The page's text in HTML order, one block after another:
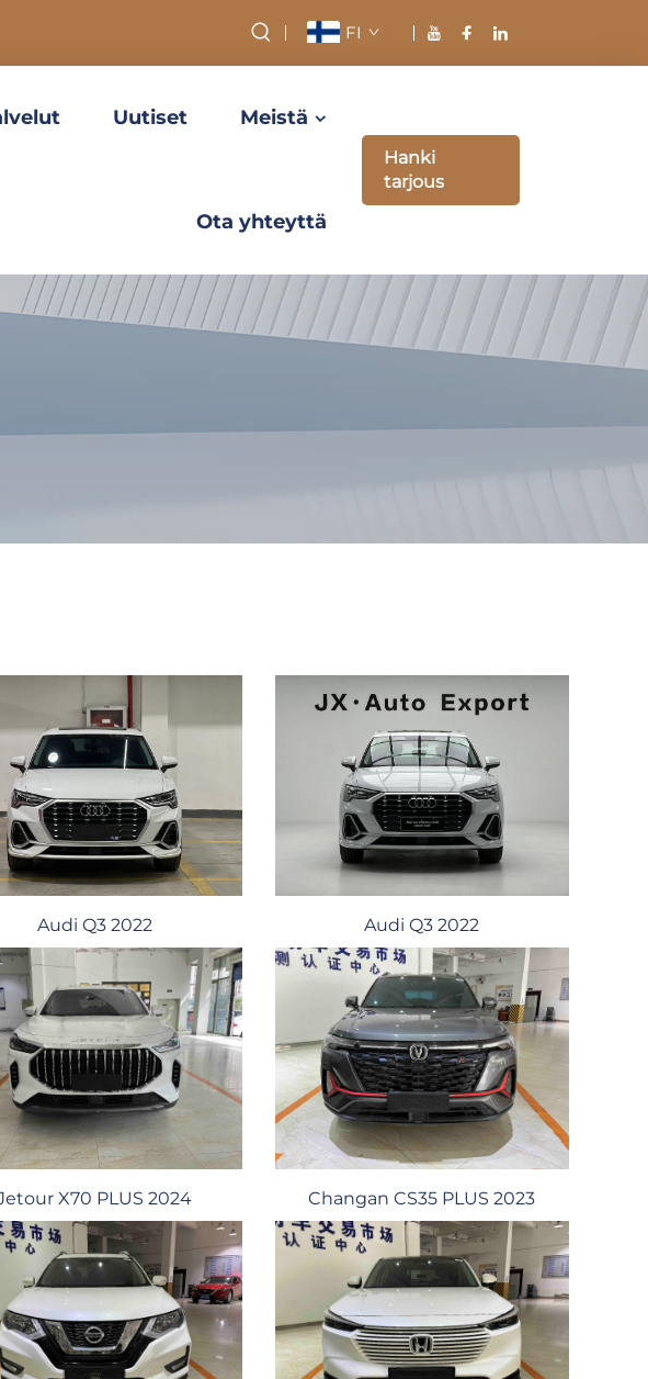
FI
Uutiset Meistä
Ota yhteyttä
Hanki
tarjous
Audi Q3 2022 Audi Q3 2022
X70 PLUS 2024 Changan CS35 PLUS 2023